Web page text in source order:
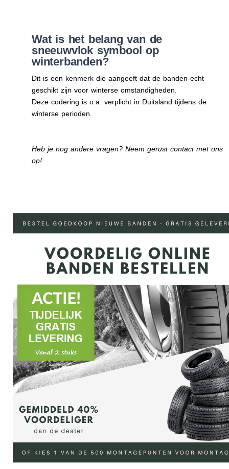
Wat is het belang van de
sneeuwvlok symbool op
winterbanden?
Dit is een kenmerk die aangeeft dat de banden echt
geschikt zijn voor winterse omstandigheden.
Deze codering is o.a. verplicht in Duitsland tijdens de
winterse perioden.
Heb je nog andere vragen? Neem gerust contact met ons
op!